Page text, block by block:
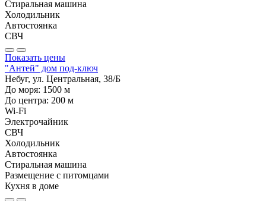
Стиральная машина
Холодильник
Автостоянка
СВЧ
Показать цены
"Антей" дом под-ключ
Небуг, ул. Центральная, 38/Б
До моря: 1500 м
До центра: 200 м
Wi-Fi
Электрочайник
СВЧ
Холодильник
Автостоянка
Стиральная машина
Размещение с питомцами
Кухня в доме